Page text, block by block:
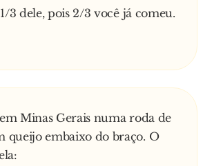
3 dele, pois 2/3 você já comeu.
Minas Gerais numa roda de
queijo embaixo do braço. O